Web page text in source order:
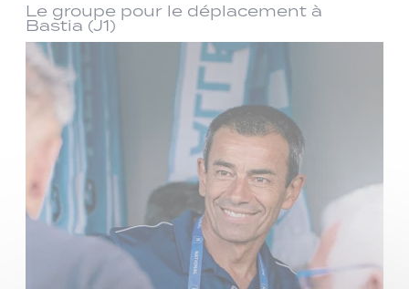
Le groupe pour le déplacement à
Bastia (J1)